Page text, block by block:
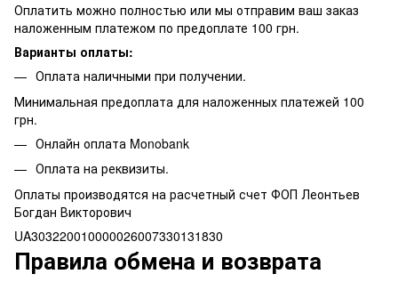
Оплатить можно полностью или мы отправим ваш заказ
наложенным платежом по предоплате 100 грн.
Варианты оплаты:
Оплата наличными при получении.
Минимальная предоплата для наложенных платежей 100
грн.
Онлайн оплата Monobank
Оплата на реквизиты.
Оплаты производятся на расчетный счет ФОП Леонтьев
Богдан Викторович
UA303220010000026007330131830
Правила обмена и возврата